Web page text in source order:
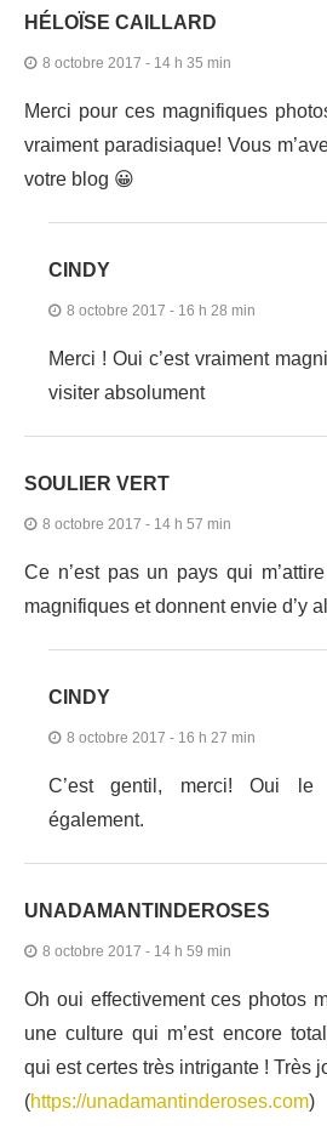
HÉLOÏSE CAILLARD
8 octobre 2017 - 14 h 35 min
Merci pour ces magnifiques
vraiment paradisiaque! Vous
votre blog 😀
CINDY
8 octobre 2017 - 16 h 28 min
Merci ! Oui c’est vraiment
visiter absolument
SOULIER VERT
8 octobre 2017 - 14 h 57 min
Ce n’est pas un pays qui
magnifiques et donnent envie d’y
CINDY
8 octobre 2017 - 16 h 27 min
C’est gentil, merci! Oui le
également.
UNADAMANTINDEROSES
8 octobre 2017 - 14 h 59 min
Oh oui effectivement ces photos
une culture qui m’est encore
qui est certes très intrigante ! Très
(https://unadamantinderoses.com)